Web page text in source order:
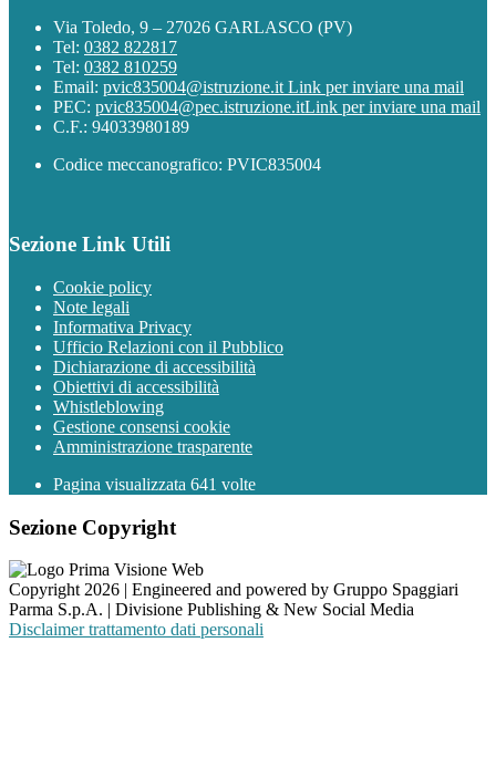
Via Toledo, 9 – 27026 GARLASCO (PV)
Tel: 0382 822817
Tel: 0382 810259
Email: pvic835004@istruzione.it Link per inviare una mail
PEC: pvic835004@pec.istruzione.itLink per inviare una mail
C.F.: 94033980189
Codice meccanografico: PVIC835004
Sezione Link Utili
Cookie policy
Note legali
Informativa Privacy
Ufficio Relazioni con il Pubblico
Dichiarazione di accessibilità
Obiettivi di accessibilità
Whistleblowing
Gestione consensi cookie
Amministrazione trasparente
Pagina visualizzata 641 volte
Sezione Copyright
Copyright 2026 | Engineered and powered by Gruppo Spaggiari
Parma S.p.A. | Divisione Publishing & New Social Media
Disclaimer trattamento dati personali